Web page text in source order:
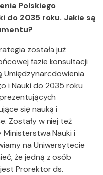
Polskiego
do 2035 roku. Jakie są
została już
fazie konsultacji
Umiędzynarodowienia
i Nauki do 2035 roku
się nauką i
Zostały w niej też
Nauki i
na Uniwersytecie
że jedną z osób
Prorektor ds.